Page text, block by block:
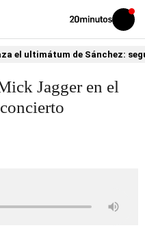
Volver
Iniciar
sesión
el ultimátum de Sánchez:
Jagger en el